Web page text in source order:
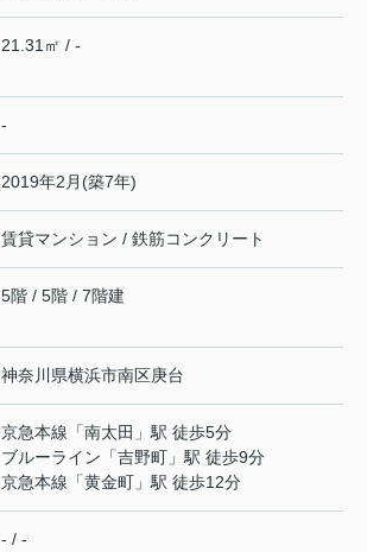
21.31㎡ / -
-
2019年2月(築7年)
賃貸マンション / 鉄筋コンクリート
5階 / 5階 / 7階建
神奈川県横浜市南区庚台
京急本線 「南太田 」駅 徒歩5分
ブルーライン 「吉野町 」駅 徒歩9分
京急本線 「黄金町 」駅 徒歩12分
- / -